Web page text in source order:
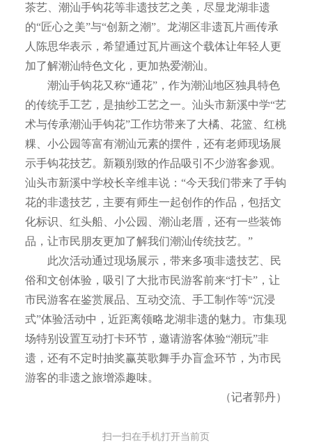
茶艺、潮汕手钩花等非遗技艺之美，尽显龙湖非遗
的“匠心之美”与“创新之潮”。龙湖区非遗瓦片画传承
人陈思华表示，希望通过瓦片画这个载体让年轻人更
加了解潮汕特色文化，更加热爱潮汕。
潮汕手钩花又称“通花”，作为潮汕地区独具特色
的传统手工艺，是抽纱工艺之一。汕头市新溪中学“艺
术与传承潮汕手钩花”工作坊带来了大橘、花篮、红桃
粿、小公园等富有潮汕元素的摆件，还有老师现场展
示手钩花技艺。新颖别致的作品吸引不少游客参观。
汕头市新溪中学校长辛维丰说：“今天我们带来了手钩
花的非遗技艺，主要有师生一起创作的作品，包括文
化标识、红头船、小公园、潮汕老厝，还有一些装饰
品，让市民朋友更加了解我们潮汕传统技艺。”
此次活动通过现场展示，带来多项非遗技艺、民
俗和文创体验，吸引了大批市民游客前来“打卡”，让
市民游客在鉴赏展品、互动交流、手工制作等“沉浸
式”体验活动中，近距离领略龙湖非遗的魅力。市集现
场特别设置互动打卡环节，邀请游客体验“潮玩”非
遗，还有不定时抽奖赢英歌舞手办盲盒环节，为市民
游客的非遗之旅增添趣味。
（记者郭丹）
扫一扫在手机打开当前页